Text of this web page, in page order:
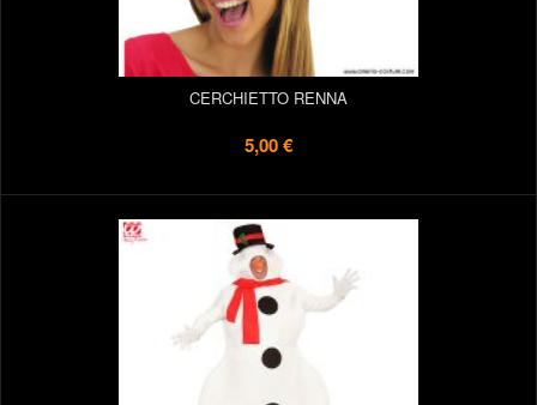
CERCHIETTO RENNA
5,00 €